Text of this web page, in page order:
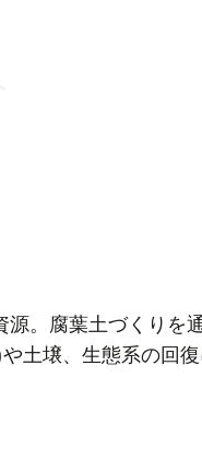
源。腐葉土づくりを
土壌、生態系の回